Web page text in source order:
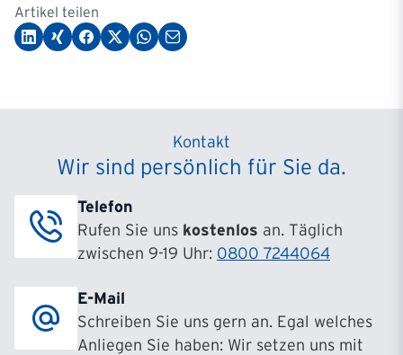
Artikel teilen
Kontakt
Wir sind persönlich für Sie da.
Telefon
Rufen Sie uns kostenlos an. Täglich
zwischen 9-19 Uhr: 0800 7244064
E-Mail
Schreiben Sie uns gern an. Egal welches
Anliegen Sie haben: Wir setzen uns mit